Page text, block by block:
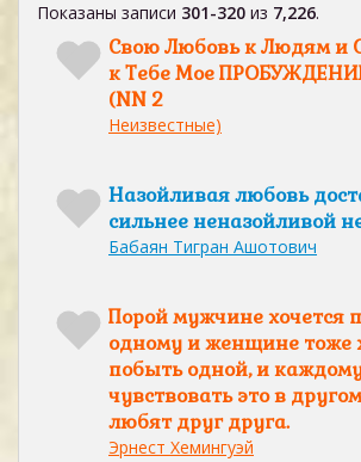
Показаны записи 301-320 из 7,226.
Свою Любовь к Людям и
к Тебе Мое
(NN 2
Неизвестные)
Назойливая любовь
сильнее неназойливой
Бабаян Тигран Ашотович
Порой мужчине хочется
одному и женщине тоже
побыть одной, и
чувствовать это в
любят друг друга.
Эрнест Хемингуэй